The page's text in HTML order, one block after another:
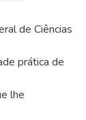
de Ciências
prática de
lhe